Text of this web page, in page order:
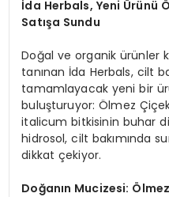
İda Herbals, Yeni Ürünü
Satışa Sundu
Doğal ve organik ürünler
tanınan İda Herbals, cilt
tamamlayacak yeni bir
buluşturuyor: Ölmez
italicum bitkisinin buhar
hidrosol, cilt bakımında
dikkat çekiyor.
Doğanın Mucizesi: